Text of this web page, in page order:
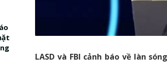
LASD và FBI cảnh báo về làn